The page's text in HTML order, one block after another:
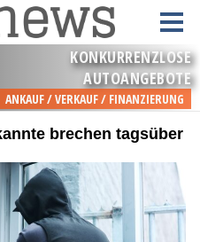
brechen tagsüber